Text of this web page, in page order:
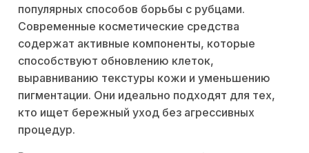
популярных способов борьбы с рубцами.
Современные косметические средства
содержат активные компоненты, которые
способствуют обновлению клеток,
выравниванию текстуры кожи и уменьшению
пигментации. Они идеально подходят для тех,
кто ищет бережный уход без агрессивных
процедур.